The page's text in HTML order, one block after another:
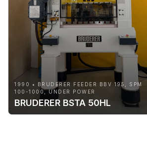
1990 • BRUDERER FEEDER BBV 195, SPM
100-1000, UNDER POWER
BRUDERER BSTA 50HL